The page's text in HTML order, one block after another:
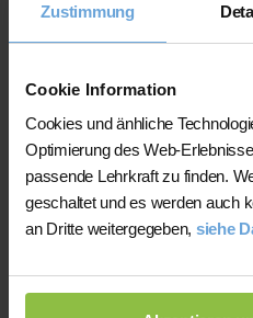
Zustimmung
Cookie Information
Cookies und änhliche
Optimierung des Web-
passende Lehrkraft zu finden.
geschaltet und es werden auch
an Dritte weitergegeben, siehe
Viele Kunden
Online-
wir Ihnen